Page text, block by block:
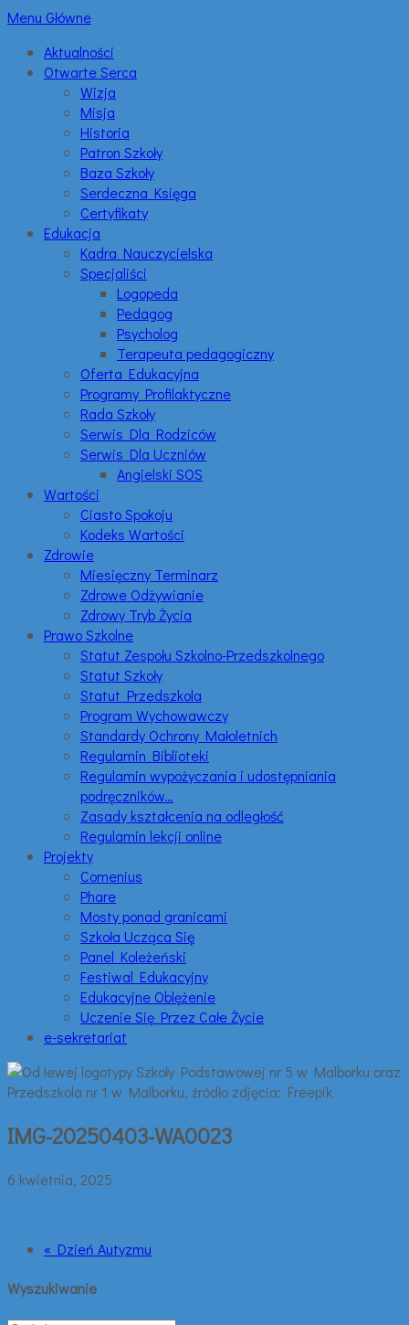
Menu Główne
Aktualności
Otwarte Serca
Wizja
Misja
Historia
Patron Szkoły
Baza Szkoły
Serdeczna Księga
Certyfikaty
Edukacja
Kadra Nauczycielska
Specjaliści
Logopeda
Pedagog
Psycholog
Terapeuta pedagogiczny
Oferta Edukacyjna
Programy Profilaktyczne
Rada Szkoły
Serwis Dla Rodziców
Serwis Dla Uczniów
Angielski SOS
Wartości
Ciasto Spokoju
Kodeks Wartości
Zdrowie
Miesięczny Terminarz
Zdrowe Odżywianie
Zdrowy Tryb Życia
Prawo Szkolne
Statut Zespołu Szkolno-Przedszkolnego
Statut Szkoły
Statut Przedszkola
Program Wychowawczy
Standardy Ochrony Małoletnich
Regulamin Biblioteki
Regulamin wypożyczania i udostępniania
podręczników…
Zasady kształcenia na odległość
Regulamin lekcji online
Projekty
Comenius
Phare
Mosty ponad granicami
Szkoła Ucząca Się
Panel Koleżeński
Festiwal Edukacyjny
Edukacyjne Oblężenie
Uczenie Się Przez Całe Życie
e-sekretariat
IMG-20250403-WA0023
6 kwietnia, 2025
« Dzień Autyzmu
Wyszukiwanie